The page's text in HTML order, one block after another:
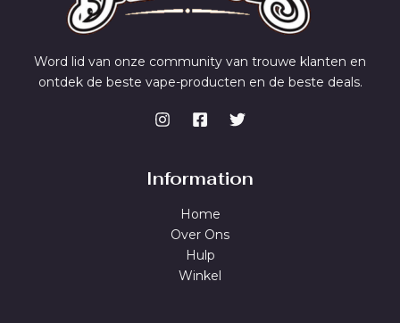
Word lid van onze community van trouwe klanten en
ontdek de beste vape-producten en de beste deals.
Information
Home
Over Ons
Hulp
Winkel